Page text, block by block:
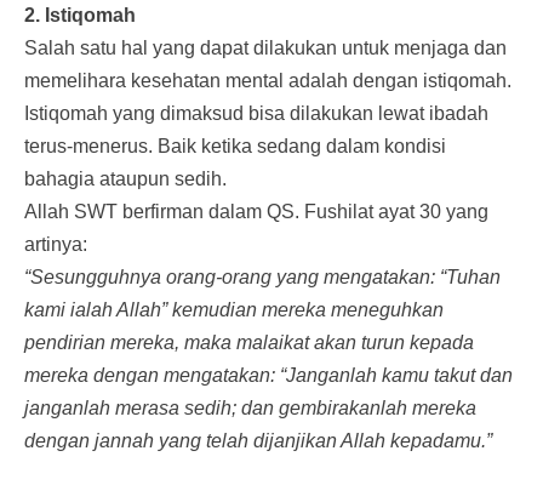
2. Istiqomah
Salah satu hal yang dapat dilakukan untuk menjaga dan
memelihara kesehatan mental adalah dengan istiqomah.
Istiqomah yang dimaksud bisa dilakukan lewat ibadah
terus-menerus. Baik ketika sedang dalam kondisi
bahagia ataupun sedih.
Allah SWT berfirman dalam QS. Fushilat ayat 30 yang
artinya:
“Sesungguhnya orang-orang yang mengatakan: “Tuhan
kami ialah Allah” kemudian mereka meneguhkan
pendirian mereka, maka malaikat akan turun kepada
mereka dengan mengatakan: “Janganlah kamu takut dan
janganlah merasa sedih; dan gembirakanlah mereka
dengan jannah yang telah dijanjikan Allah kepadamu.”